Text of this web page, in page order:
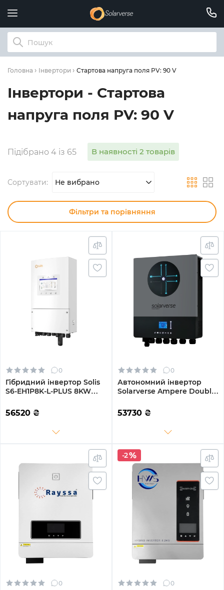
Головна Інвертори Стартова напруга поля PV: 90 V
Інвертори - Стартова
напруга поля PV: 90 V
Підібрано 4 із 65 В наявності 2 товарів
Сортувати: Не вибрано
Фільтри та порівняння
0
Гібридний інвертор Solis
S6-EH1P8K-L-PLUS 8KW
Однофазний
56520 ₴
0
Автономний інвертор
Solarverse Ampere Double
Однофазний (SV8048AD)
53730 ₴
0
-2
0